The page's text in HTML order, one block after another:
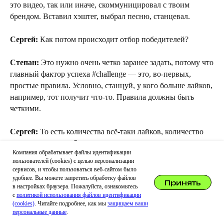
это видео, так или иначе, скоммуницировал с твоим
брендом. Вставил хэштег, выбрал песню, станцевал.
Сергей: Как потом происходит отбор победителей?
Степан: Это нужно очень четко заранее задать, потому что
главный фактор успеха #challenge — это, во-первых,
простые правила. Условно, станцуй, у кого больше лайков,
например, тот получит что-то. Правила должны быть
четкими.
Сергей: То есть количества всё-таки лайков, количество
просмотров важно?
Нет. Я тебе просто пример привёл.
Сергей:Я это к тому, что наличие фрод, что он всё-таки,
когда-то придёт.
Компания обрабатывает файлы идентификации
пользователей (cookies) с целью персонализации
сервисов, и чтобы пользоваться веб-сайтом было
удобнее. Вы можете запретить обработку файлов
в настройках браузера. Пожалуйста, ознакомьтесь
с политикой использования файлов идентификации
(cookies). Читайте подробнее, как мы защищаем ваши
персональные данные.
Принять